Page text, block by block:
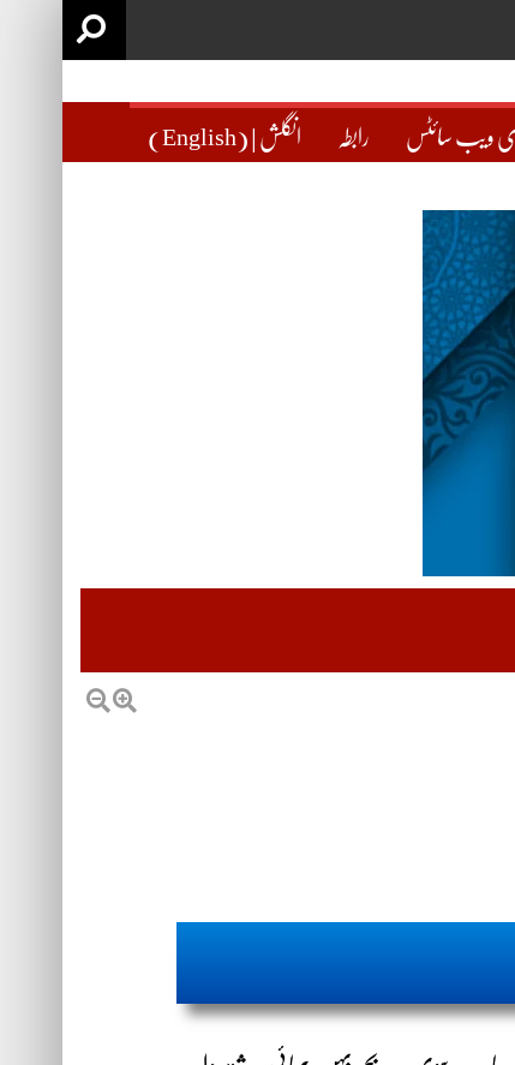
ویب سائٹس رابطہ (English) | انگلش